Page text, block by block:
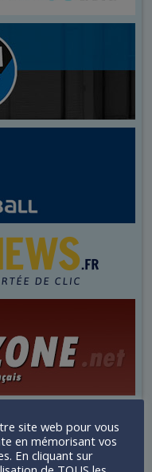
site web pour vous
en mémorisant vos
En cliquant sur